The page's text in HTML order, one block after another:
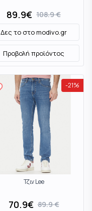
89.9€ 108.9€
Δες το στοmodivo.gr
Προβολή προϊόντος
-21%
Τζιν Lee
70.9€ 89.9€